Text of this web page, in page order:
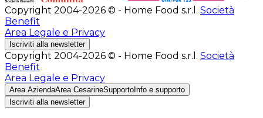
Copyright 2004-2026 © - Home Food s.r.l. Società
Benefit
Area Legale e Privacy
Iscriviti alla newsletter
Copyright 2004-2026 © - Home Food s.r.l. Società
Benefit
Area Legale e Privacy
Area AziendaArea CesarineSupporto Info e supporto
Iscriviti alla newsletter